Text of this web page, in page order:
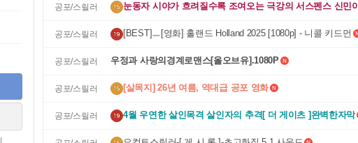
공포/스릴러 눈동자 시야가 흐려질수록 조여오는 극강의 서스펜스 신민
공포/스릴러 [BEST]ㅡ[영화] 홀랜드 Holland 2025 [1080p] - 니콜 키드먼
공포/스릴러 우정과 사랑의경계로맨스[올오브유].1080P
공포/스릴러 [살목지] 26년 여름, 역대급 공포 영화
공포/스릴러 4월 우연한 살인목격 살인자의 추격[ 더 게이츠 ]완벽한자막